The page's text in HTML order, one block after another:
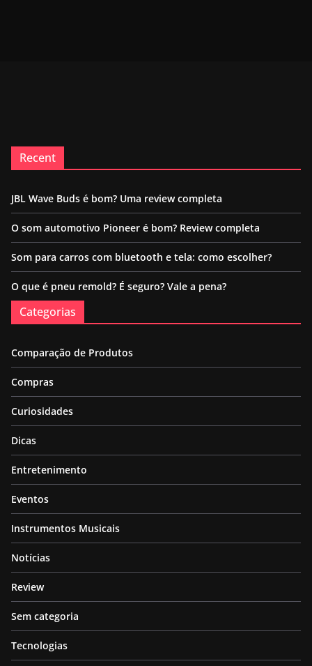
Recent
JBL Wave Buds é bom? Uma review completa
O som automotivo Pioneer é bom? Review completa
Som para carros com bluetooth e tela: como escolher?
O que é pneu remold? É seguro? Vale a pena?
Categorias
Comparação de Produtos
Compras
Curiosidades
Dicas
Entretenimento
Eventos
Instrumentos Musicais
Notícias
Review
Sem categoria
Tecnologias